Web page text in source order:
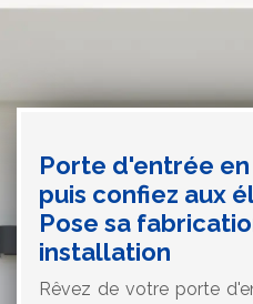
Porte d'entrée
puis confiez aux
Pose sa
installation
Rêvez de votre porte